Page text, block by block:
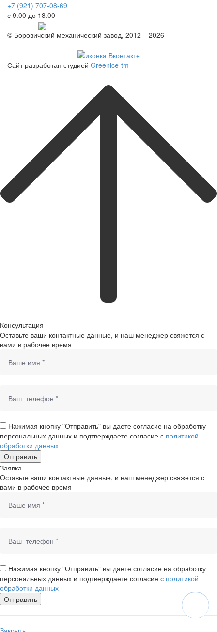
+7 (921) 707-08-69
с 9.00 до 18.00
© Боровичский механический завод, 2012 – 2026
Сайт разработан студией Greenice-tm
Консультация
Оставьте ваши контактные данные, и наш менеджер свяжется с
вами в рабочее время
Нажимая кнопку "Отправить" вы даете согласие на обработку
персональных данных и подтверждаете согласие с политикой
обработки данных
Заявка
Оставьте ваши контактные данные, и наш менеджер свяжется с
вами в рабочее время
Нажимая кнопку "Отправить" вы даете согласие на обработку
персональных данных и подтверждаете согласие с политикой
обработки данных
Закрыть